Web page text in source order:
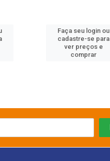
Faça seu login ou
cadastre-se para
ver preços e
comprar